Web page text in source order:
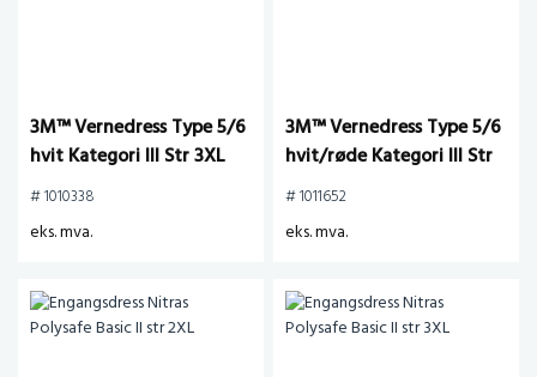
3M™ Vernedress Type 5/6
hvit Kategori III Str 3XL
# 1010338
eks. mva.
3M™ Vernedress Type 5/6
hvit/røde Kategori III Str
XXL
# 1011652
eks. mva.